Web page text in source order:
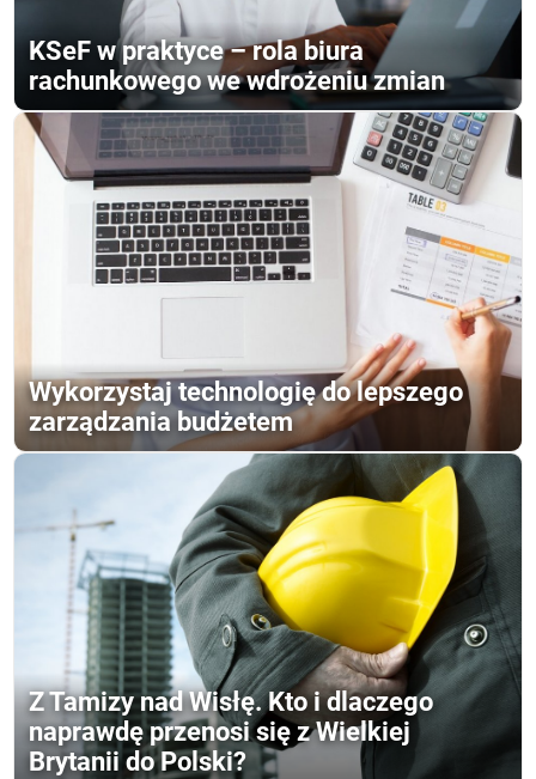
KSeF w praktyce – rola biura
rachunkowego we wdrożeniu zmian
Wykorzystaj technologię do lepszego
zarządzania budżetem
Z Tamizy nad Wisłę. Kto i dlaczego
naprawdę przenosi się z Wielkiej
Brytanii do Polski?